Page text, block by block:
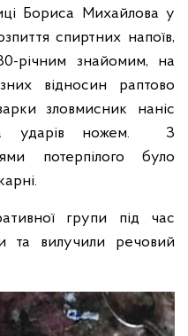
Бориса Михайлова у
спиртних напоїв,
річним знайомим, на
відносин раптово
зловмисник наніс
ударів ножем. З
потерпілого було
групи під час
та вилучили речовий